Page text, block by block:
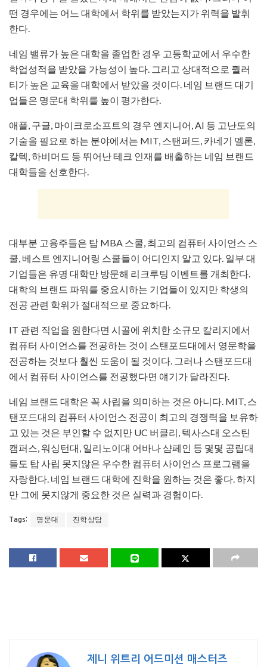
떤 경우에는 어느 대학에서 학위를 받았는지가 위력을 발휘
한다.
네임 밸류가 높은 대학을 졸업한 경우 고등학교에서 우수한
학업성적을 받았을 가능성이 높다. 그리고 상대적으로 퀄러
티가 높은 교육을 대학에서 받았을 것이다. 네임 브랜드 대기
업들은 명문대 학위를 높이 평가한다.
애플, 구글, 마이크로소프트의 경우 엔지니어, AI 등 고난도의
기술을 필요로 하는 분야에서는 MIT, 스탠퍼드, 카네기 멜론,
칼텍, 하비머드 등 뛰어난 테크 인재를 배출하는 네임 브랜드
대학들을 선호한다.
대부분 고용주들은 탑 MBA 스쿨, 최고의 컴퓨터 사이언스 스
쿨, 베스트 엔지니어링 스쿨들이 어디인지 알고 있다. 일부 대
기업들은 유명 대학만 방문해 리크루팅 이벤트를 개최한다.
대학의 브랜드 파워를 중요시하는 기업들이 있지만 학생의
전공 관련 학위가 절대적으로 중요하다.
IT 관련 직업을 원한다면 시골에 위치한 소규모 칼리지에서
컴퓨터 사이언스를 전공하는 것이 스탠포드대에서 영문학을
전공하는 것보다 훨씬 도움이 될 것이다. 그러나 스탠포드대
에서 컴퓨터 사이언스를 전공했다면 얘기가 달라진다.
네임 브랜드 대학은 꼭 사립을 의미하는 것은 아니다. MIT, 스
탠포드대의 컴퓨터 사이언스 전공이 최고의 경쟁력을 보유하
고 있는 것은 부인할 수 없지만 UC 버클리, 텍사스대 오스틴
캠퍼스, 워싱턴대, 일리노이대 어바나 샴페인 등 몇몇 공립대
들도 탑 사립 못지않은 우수한 컴퓨터 사이언스 프로그램을
자랑한다. 네임 브랜드 대학에 진학을 원하는 것은 좋다. 하지
만 그에 못지않게 중요한 것은 실력과 경험이다.
Tags: 명문대 진학상담
제니 위트리 어드미션 매스터즈